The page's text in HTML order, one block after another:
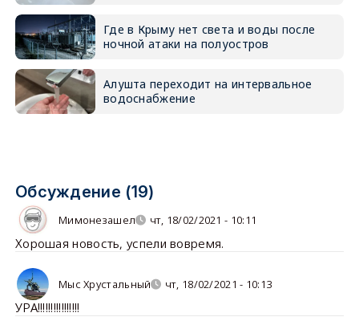
Где в Крыму нет света и воды после
ночной атаки на полуостров
Алушта переходит на интервальное
водоснабжение
Обсуждение (19)
Мимонезашел чт, 18/02/2021 - 10:11
Хорошая новость, успели вовремя.
Мыс Хрустальный чт, 18/02/2021 - 10:13
УРА!!!!!!!!!!!!!!!!